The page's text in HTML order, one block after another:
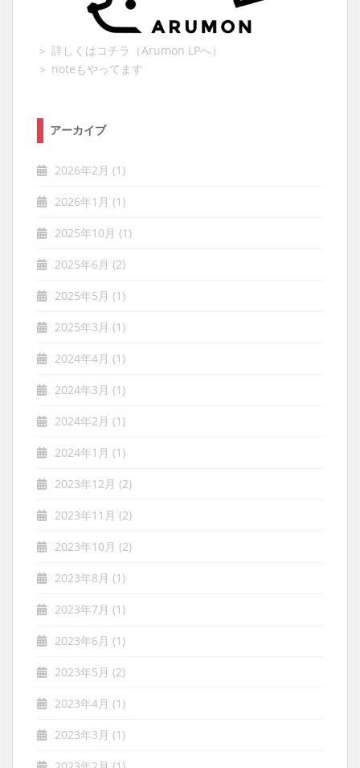
＞ 詳しくはコチラ（Arumon LPへ）
＞ noteもやってます
アーカイブ
2026年2月 (1)
2026年1月 (1)
2025年10月 (1)
2025年6月 (2)
2025年5月 (1)
2025年3月 (1)
2024年4月 (1)
2024年3月 (1)
2024年2月 (1)
2024年1月 (1)
2023年12月 (2)
2023年11月 (2)
2023年10月 (2)
2023年8月 (1)
2023年7月 (1)
2023年6月 (1)
2023年5月 (2)
2023年4月 (1)
2023年3月 (1)